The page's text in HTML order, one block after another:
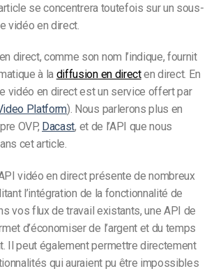
se concentrera toutefois sur un sous-
vidéo en direct.
direct, comme son nom l’indique, fournit
à la diffusion en directen direct. En
vidéo en direct est un service offert par
Platform). Nous parlerons plus en
OVP, Dacast, et de l’API que nous
cet article.
vidéo en direct présente de nombreux
l’intégration de la fonctionnalité de
vos flux de travail existants, une API de
d’économiser de l’argent et du temps
Il peut également permettre directement
qui auraient pu être impossibles